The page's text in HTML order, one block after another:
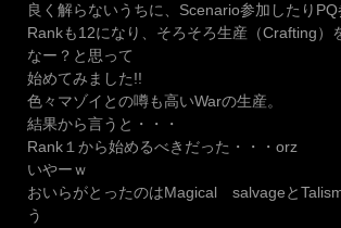
良く解らないうちに、Scenario参加したり
Rankも12になり、そろそろ生産（Crafting）
なー？と思って
始めてみました!!
色々マゾイとの噂も高いWarの生産。
結果から言うと・・・
Rank１から始めるべきだった・・・orz
いやーｗ
おいらがとったのはMagical salvageと
う